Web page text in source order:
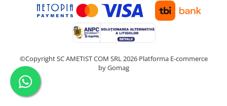
©Copyright SC AMETIST COM SRL 2026 Platforma E-commerce
by Gomag